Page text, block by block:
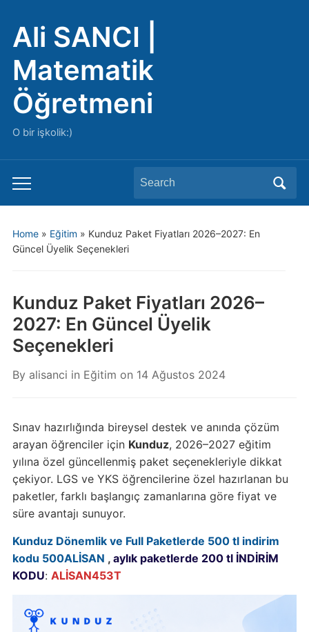
Ali SANCI |
Matematik
Öğretmeni
O bir işkolik:)
Toggle
mobile
Search
for:
Home» Eğitim » Kunduz Paket Fiyatları 2026–2027: En
Güncel Üyelik Seçenekleri
Kunduz Paket Fiyatları 2026–
2027: En Güncel Üyelik
Seçenekleri
By alisanci in Eğitim on 14 Ağustos 2024
Sınav hazırlığında bireysel destek ve anında çözüm
arayan öğrenciler için Kunduz, 2026–2027 eğitim
yılına özel güncellenmiş paket seçenekleriyle dikkat
çekiyor. LGS ve YKS öğrencilerine özel hazırlanan bu
paketler, farklı başlangıç zamanlarına göre fiyat ve
süre avantajı sunuyor.
Kunduz Dönemlik ve Full Paketlerde 500 tl indirim
kodu 500ALİSAN , aylık paketlerde 200 tl İNDİRİM
KODU: ALİSAN453T